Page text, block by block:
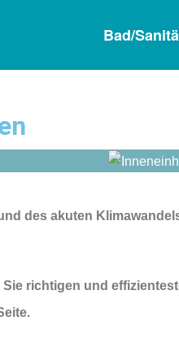
Bad/
des akuten
richtigen und